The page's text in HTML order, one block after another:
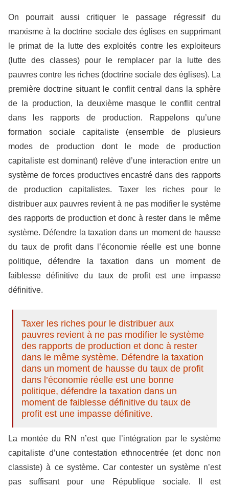
On pourrait aussi critiquer le passage régressif du
marxisme à la doctrine sociale des églises en supprimant
le primat de la lutte des exploités contre les exploiteurs
(lutte des classes) pour le remplacer par la lutte des
pauvres contre les riches (doctrine sociale des églises). La
première doctrine situant le conflit central dans la sphère
de la production, la deuxième masque le conflit central
dans les rapports de production. Rappelons qu’une
formation sociale capitaliste (ensemble de plusieurs
modes de production dont le mode de production
capitaliste est dominant) relève d’une interaction entre un
système de forces productives encastré dans des rapports
de production capitalistes. Taxer les riches pour le
distribuer aux pauvres revient à ne pas modifier le système
des rapports de production et donc à rester dans le même
système. Défendre la taxation dans un moment de hausse
du taux de profit dans l’économie réelle est une bonne
politique, défendre la taxation dans un moment de
faiblesse définitive du taux de profit est une impasse
définitive.
Taxer les riches pour le distribuer aux
pauvres revient à ne pas modifier le système
des rapports de production et donc à rester
dans le même système. Défendre la taxation
dans un moment de hausse du taux de profit
dans l’économie réelle est une bonne
politique, défendre la taxation dans un
moment de faiblesse définitive du taux de
profit est une impasse définitive.
La montée du RN n’est que l’intégration par le système
capitaliste d’une contestation ethnocentrée (et donc non
classiste) à ce système. Car contester un système n’est
pas suffisant pour une République sociale. Il est